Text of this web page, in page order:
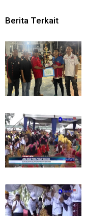
Berita Terkait